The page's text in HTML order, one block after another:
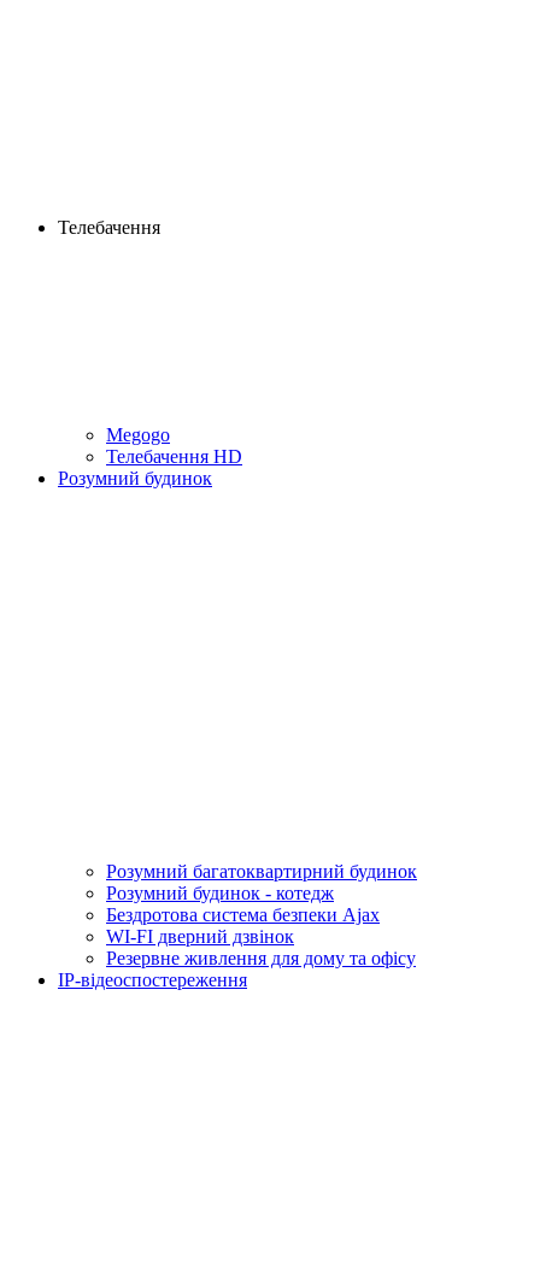
Телебачення
Megogo
Телебачення HD
Розумний будинок
Розумний багатоквартирний будинок
Розумний будинок - котедж
Бездротова система безпеки Ajax
WI-FI дверний дзвінок
Резервне живлення для дому та офісу
IP-відеоспостереження